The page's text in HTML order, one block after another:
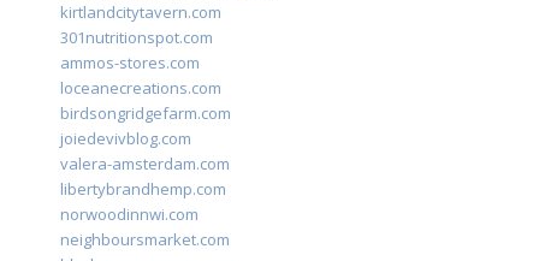
kirtlandcitytavern.com
301nutritionspot.com
ammos-stores.com
loceanecreations.com
birdsongridgefarm.com
joiedevivblog.com
valera-amsterdam.com
libertybrandhemp.com
norwoodinnwi.com
neighboursmarket.com